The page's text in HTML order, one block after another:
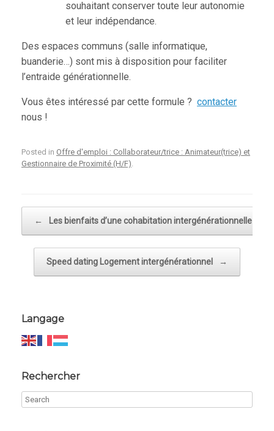
souhaitant conserver toute leur autonomie
et leur indépendance.
Des espaces communs (salle informatique,
buanderie…) sont mis à disposition pour faciliter
l’entraide générationnelle.
Vous êtes intéressé par cette formule ? contacter
nous !
Posted in Offre d'emploi : Collaborateur/trice : Animateur(trice) et
Gestionnaire de Proximité (H/F).
←
Les bienfaits d’une cohabitation intergénérationnelle
Speed dating Logement intergénérationnel →
Langage
Rechercher